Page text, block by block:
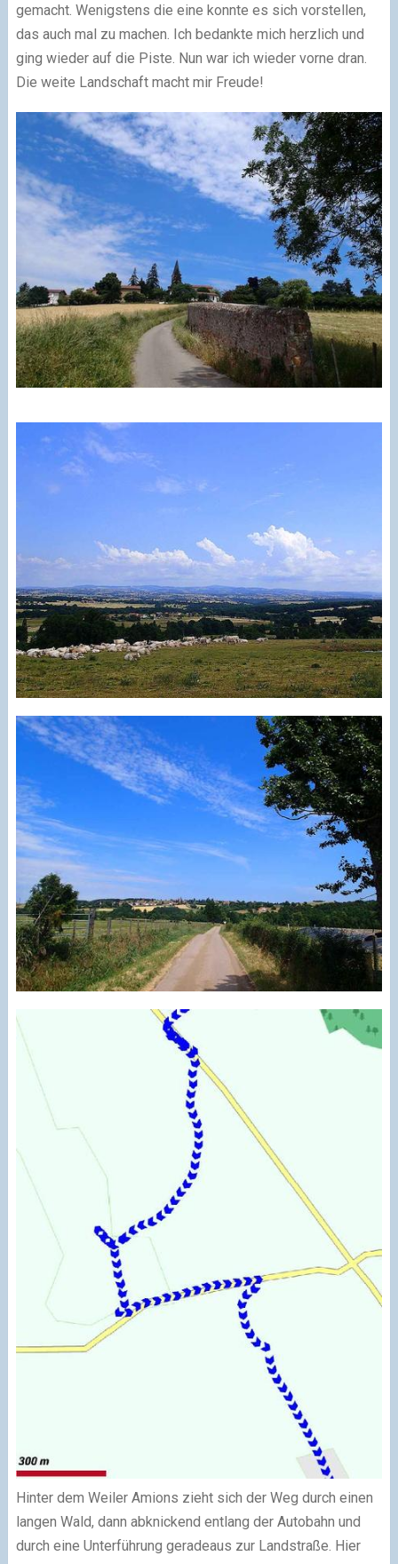
gemacht. Wenigstens die eine konnte es sich vorstellen,
das auch mal zu machen. Ich bedankte mich herzlich und
ging wieder auf die Piste. Nun war ich wieder vorne dran.
Die weite Landschaft macht mir Freude!
Hinter dem Weiler Amions zieht sich der Weg durch einen
langen Wald, dann abknickend entlang der Autobahn und
durch eine Unterführung geradeaus zur Landstraße. Hier